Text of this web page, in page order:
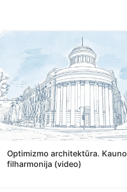
Optimizmo architektūra. Kauno
filharmonija (video)